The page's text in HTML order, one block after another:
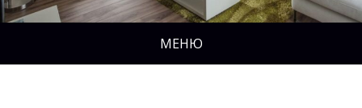
МЕНЮ